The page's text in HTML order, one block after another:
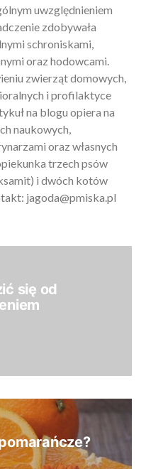
uwzględnieniem
zdobywała
schroniskami,
oraz hodowcami.
zwierząt domowych,
i profilaktyce
na blogu opiera na
naukowych,
oraz własnych
trzech psów
i dwóch kotów
jagoda@pmiska.pl
się od